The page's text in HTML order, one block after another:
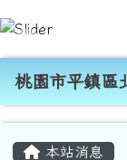
跳至主內容區
桃園市平
導覽列
桃園市平鎮區
本站消息